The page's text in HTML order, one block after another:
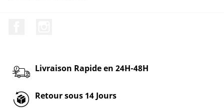
Livraison Rapide en 24H-48H
Retour sous 14 Jours